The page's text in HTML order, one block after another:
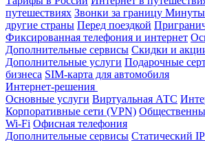
путешествиях Звонки за границу Минуты
другие страны Перед поездкой
Фиксированная телефония и интернет
Дополнительные сервисы Скидки и
Дополнительные услуги Подарочные
бизнеса SIM-карта для автомобиля
Интернет-решения
Основные услуги Виртуальная АТС
Корпоративные сети (VPN)
Wi-Fi Офисная телефония
Дополнительные сервисы Статический